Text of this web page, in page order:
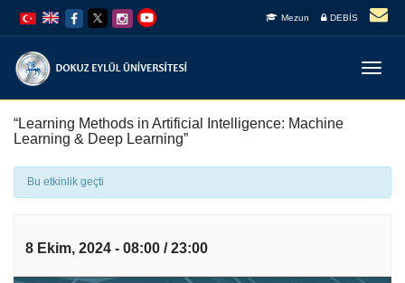
atla
Navigasyona
atla
Mezun DEBİS
“Learning Methods in Artificial Intelligence: Machine
Learning & Deep Learning”
Bu etkinlik geçti
8 Ekim, 2024 - 08:00 /23:00